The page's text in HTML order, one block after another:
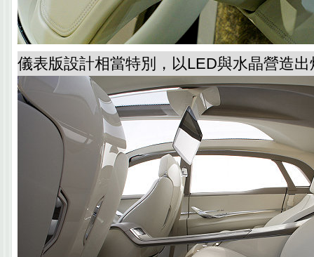
儀表版設計相當特別，以LED與水晶營造